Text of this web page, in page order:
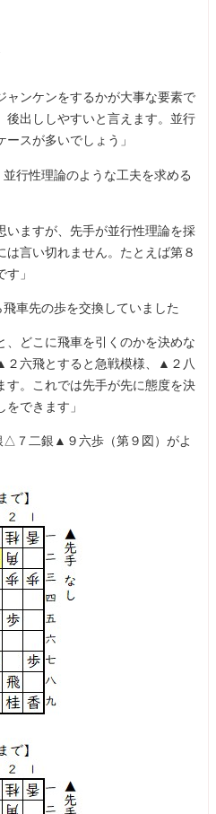
ャンケンをするかが大事な要素で
後出ししやすいと言えます。並行
スが多いでしょう」
行性理論のような工夫を求める
いますが、先手が並行性理論を採
は言い切れません。たとえば第８
」
車先の歩を交換していました
、どこに飛車を引くのかを決めな
２六飛とすると急戦模様、▲２八
す。これでは先手が先に態度を決
できます」
７二銀▲９六歩（第９図）がよ